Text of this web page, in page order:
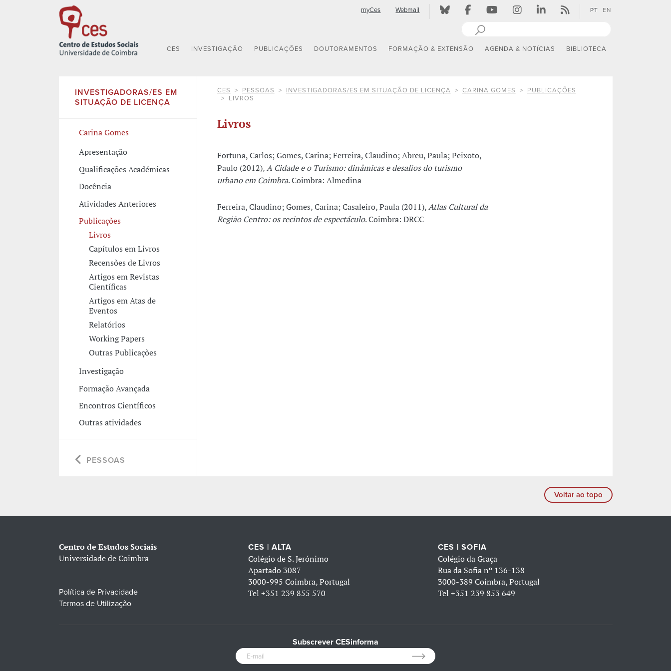
myCes Webmail PT EN
CES INVESTIGAÇÃO PUBLICAÇÕES DOUTORAMENTOS FORMAÇÃO & EXTENSÃO AGENDA & NOTÍCIAS BIBLIOTECA
INVESTIGADORAS/ES EM
SITUAÇÃO DE LICENÇA
Carina Gomes
Apresentação
Qualificações Académicas
Docência
Atividades Anteriores
Publicações
Livros
Capítulos em Livros
Recensões de Livros
Artigos em Revistas
Científicas
Artigos em Atas de
Eventos
Relatórios
Working Papers
Outras Publicações
Investigação
Formação Avançada
Encontros Científicos
Outras atividades
PESSOAS
CES PESSOAS INVESTIGADORAS/ES EM SITUAÇÃO DE LICENÇA CARINA GOMES
PUBLICAÇÕES
LIVROS
Livros
Fortuna, Carlos; Gomes, Carina; Ferreira, Claudino; Abreu, Paula; Peixoto,
Paulo (2012),A Cidade e o Turismo: dinâmicas e desafios do turismo
urbano em Coimbra. Coimbra: Almedina
Ferreira, Claudino; Gomes, Carina; Casaleiro, Paula (2011),Atlas Cultural da
Região Centro: os recintos de espectáculo. Coimbra: DRCC
Voltar ao topo
Centro de Estudos Sociais
Universidade de Coimbra
Política de Privacidade
Termos de Utilização
CES | ALTA
Colégio de S. Jerónimo
Apartado 3087
3000-995 Coimbra, Portugal
Tel+351 239 855 570
CES | SOFIA
Colégio da Graça
Rua da Sofia nº 136-138
3000-389 Coimbra, Portugal
Tel +351 239 853 649
Subscrever CESinforma